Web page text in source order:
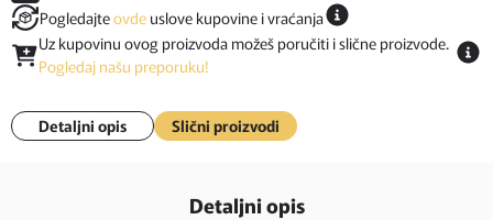
Pogledajteovde uslove kupovine i vraćanja
Uz kupovinu ovog proizvoda možeš poručiti i slične proizvode.
Pogledaj našu preporuku!
Detaljni opis Slični proizvodi
Detaljni opis